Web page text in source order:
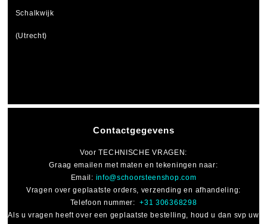
Contactgegevens
VoorTECHNISCHE VRAGEN :
Graag emailen met maten en tekeningen naar:
Email: info@schoorsteenshop.com
Vragen over geplaatste orders, verzending en afhandeling:
Telefoon nummer:+31 306368298
Als u vragen heeft over een geplaatste bestelling, houd u dan svp uw
Schalkwijk
(Utrecht)